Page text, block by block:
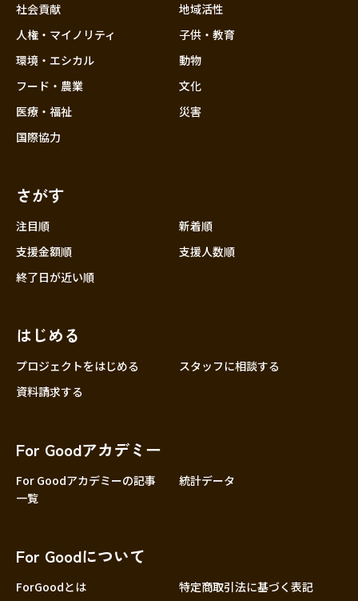
近畿
中国
社会貢献
人権・マイノリティ
環境・エシカル
フード・農業
医療・福祉
国際協力
地域活性
子供・教育
動物
文化
災害
さがす
注目順
新着順
支援金額順
支援人数順
終了日が近い順
はじめる
プロジェクトをはじめる
スタッフに相談する
資料請求する
For Goodアカデミー
For Goodアカデミーの記事
一覧
統計データ
For Goodについて
ForGoodとは
特定商取引法に基づく表記